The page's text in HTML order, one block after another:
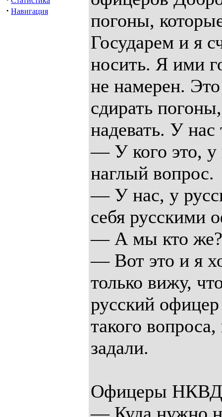
· Навигация
погоны,
Государем и я
носить. Я ими
не намерен.
сдирать
надевать. У нас
— У кого это, у
наглый вопрос.
— У нас, у
себя русскими
— А мы кто же?
— Вот это и я
только вижу,
русский
такого
задали.
Офицеры НКВД